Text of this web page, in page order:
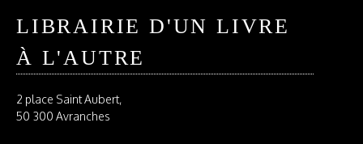
LIBRAIRIE D'UN LIVRE
À L'AUTRE
2 place Saint Aubert,
50 300 Avranches